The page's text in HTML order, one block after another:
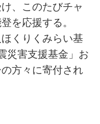
、このたびチャ
を応援する。
くりくみらい基
災害支援基金」お
方々に寄付され